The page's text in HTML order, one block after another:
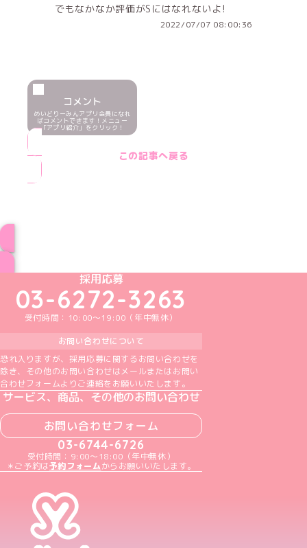
でもなかなか評価がSにはなれないよ!
2022/07/07 08:00:36
コメント
めいどりーみんアプリ会員になれ
ばコメントできます！メニュー
「アプリ紹介」をクリック！
この記事へ戻る
めいどりーみんTikTok公式アカウント
めいどりーみんX公式アカウント
めいどりーみんInstagram公式アカウント
めいどりーみんFacebook公式アカウン
めいどりーみんYouTube公式アカ
採用応募
03-6272-3263
受付時間：10:00～19:00（年中無休）
お問い合わせについて
恐れ入りますが、採用応募に関するお問い合わせを
除き、その他のお問い合わせはメールまたはお問い
合わせフォームよりご連絡をお願いいたします。
サービス、商品、その他のお問い合わせ
お問い合わせフォーム
03-6744-6726
受付時間：9:00～18:00（年中無休）
＊ご予約は予約フォームからお願いいたします。